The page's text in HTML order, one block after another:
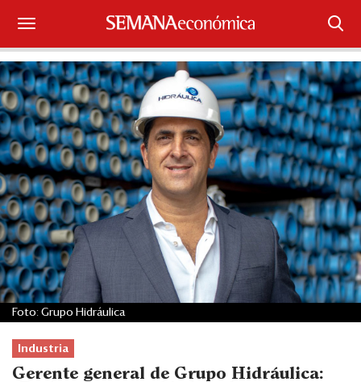
Suscríbase
Iniciar sesión
Portada
¿Qué está pasando?
Sectores y Empresas
Management
Economía y Finanzas
Legal y Política
Eventos
Industria
Gerente general de Grupo Hidráulica:
Foto: Grupo Hidráulica